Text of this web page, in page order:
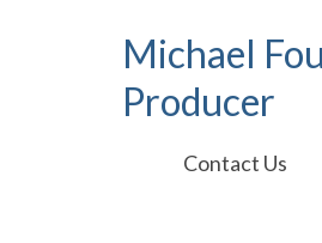
Michael
Producer
Contact Us